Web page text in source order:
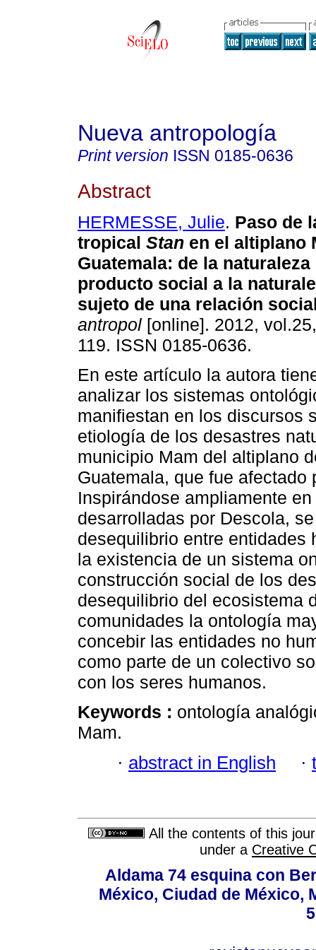
Nueva antropología
Print version ISSN 0185-0636
Abstract
HERMESSE, Julie. Paso de
tropical Stan en el altiplano
Guatemala: de la naturaleza
producto social a la
sujeto de una relación
antropol [online]. 2012,
119. ISSN 0185-0636.
En este artículo la autora
analizar los sistemas
manifiestan en los discursos
etiología de los desastres
municipio Mam del altiplano
Guatemala, que fue afectado
Inspirándose ampliamente
desarrolladas por Descola,
desequilibrio entre entidades
la existencia de un sistema
construcción social de los
desequilibrio del ecosistema
comunidades la ontología
concebir las entidades no
como parte de un colectivo
con los seres humanos.
Keywords : ontología
Mam.
· abstract in English ·
All the contents of this
under a Creative
Aldama 74 esquina con
México, Ciudad de México,